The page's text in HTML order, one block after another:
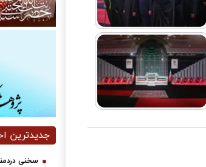
جدیدترین
سخنی